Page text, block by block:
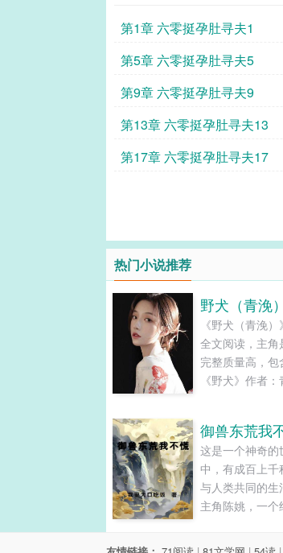
第1章 六零挺孕肚寻夫1
第5章 六零挺孕肚寻夫5
第9章 六零挺孕肚寻夫9
第13章 六零挺孕肚寻夫13
第17章 六零挺孕肚寻夫17
热门小说推荐
野犬（青浼）
《野犬（青浼
全文阅读，主
完整质量高，
《野犬》作者
曦破晓，国旗飘
冕。二：国内单
大神张家口崇
冉。...
御兽东荒我
这是一个神奇的
中，有成百上
与人类共同的
主角陈姚，一
然有一天，我